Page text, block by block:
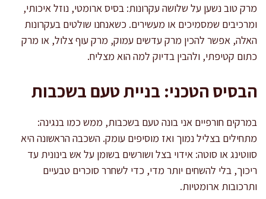
מרק טוב נשען על שלושה עקרונות: בסיס ארומטי, נוזל איכותי,
ומרכיבים שמסמיכים או מעשירים. כשאנחנו שולטים בעקרונות
האלה, אפשר להכין מרק עדשים עמוק, מרק עוף צלול, או מרק
כתום קטיפתי, ולהבין בדיוק למה הוא מצליח.
הבסיס הטכני: בניית טעם בשכבות
במרקים חורפיים אני בונה טעם בשכבות, ממש כמו בנגינה:
מתחילים בצליל נמוך ואז מוסיפים עומק. השכבה הראשונה היא
סווטינג או סוטה: אידוי בצל ושורשים בשומן על אש בינונית עד
ריכוך, בלי להשחים יותר מדי, כדי לשחרר סוכרים טבעיים
ותרכובות ארומטיות.